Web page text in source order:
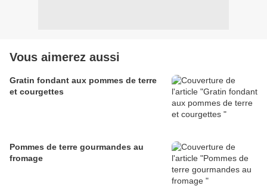
Vous aimerez aussi
Gratin fondant aux pommes de terre
et courgettes
Pommes de terre gourmandes au
fromage